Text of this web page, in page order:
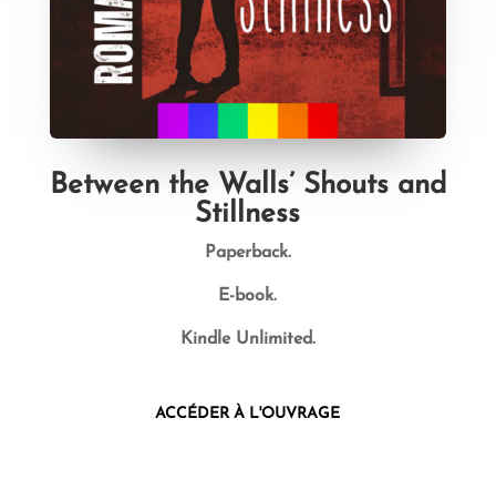
Between the Walls’ Shouts and
Stillness
Paperback.
E-book.
Kindle Unlimited.
ACCÉDER À L'OUVRAGE